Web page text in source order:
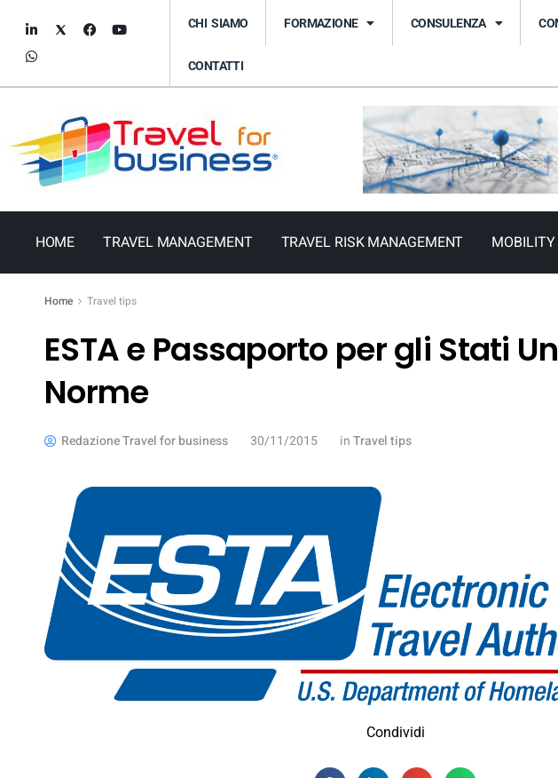
CHI SIAMO FORMAZIONE CONSULENZA
CONTATTI
HOME TRAVEL MANAGEMENT TRAVEL RISK MANAGEMENT
Home Travel tips
ESTA e Passaporto per gli Stati
Norme
Redazione Travel for business 30/11/2015 inTravel tips
Condividi